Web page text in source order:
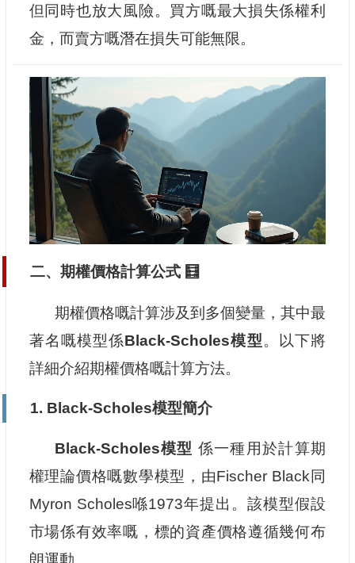
但同時也放大風險。買方嘅最大損失係權利
金，而賣方嘅潛在損失可能無限。
二、期權價格計算公式 🧮
期權價格嘅計算涉及到多個變量，其中最
著名嘅模型係Black-Scholes模型。以下將
詳細介紹期權價格嘅計算方法。
1. Black-Scholes模型簡介
Black-Scholes模型 係一種用於計算期
權理論價格嘅數學模型，由Fischer Black同
Myron Scholes喺1973年提出。該模型假設
市場係有效率嘅，標的資產價格遵循幾何布
朗運動。